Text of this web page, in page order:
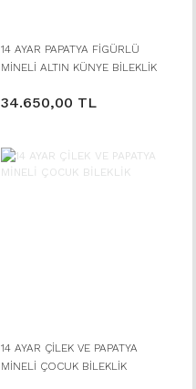
14 AYAR PAPATYA FİGÜRLÜ
MİNELİ ALTIN KÜNYE BİLEKLİK
34.650,00 TL
14 AYAR ÇİLEK VE PAPATYA
MİNELİ ÇOCUK BİLEKLİK